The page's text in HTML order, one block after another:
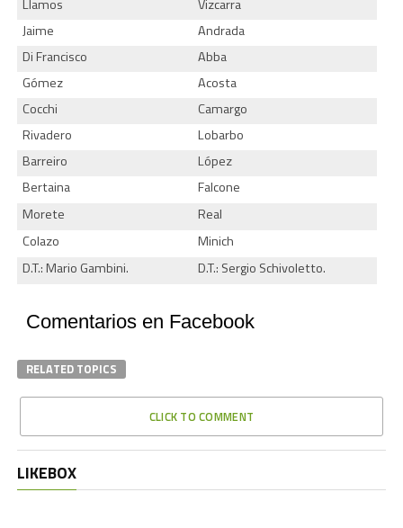
Llamos
Vizcarra
Jaime
Andrada
Di Francisco
Abba
Gómez
Acosta
Cocchi
Camargo
Rivadero
Lobarbo
Barreiro
López
Bertaina
Falcone
Morete
Real
Colazo
Minich
D.T.: Mario Gambini.
D.T.: Sergio Schivoletto.
Comentarios en Facebook
RELATED TOPICS
CLICK TO COMMENT
LIKEBOX